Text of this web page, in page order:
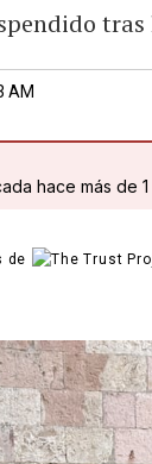
AM
hace más de 1
de